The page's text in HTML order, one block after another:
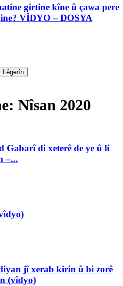
girtine kîne û çawa pere
VÎDYO – DOSYA
Nîsan 2020
Gabarî di xeterê de ye û li
–...
jî xerab kirin û bi zorê
(vîdyo)